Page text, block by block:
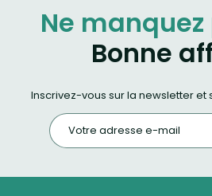
Ne
Bonne
Inscrivez-vous sur la newsletter et